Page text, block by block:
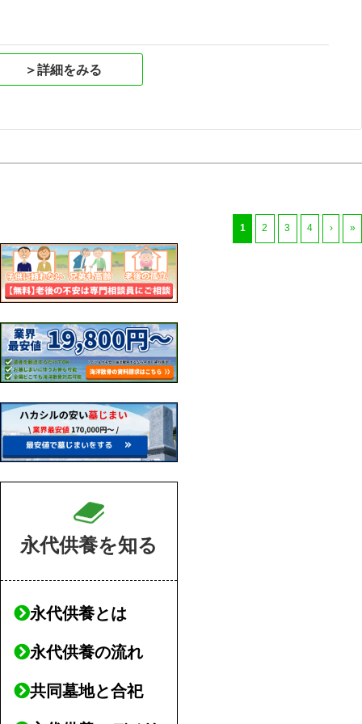
＞詳細をみる
1 2 3 4 › »
永代供養を知る
永代供養とは
永代供養の流れ
共同墓地と合祀